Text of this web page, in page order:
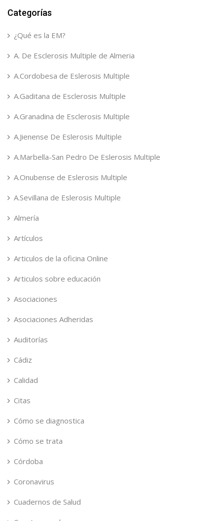
Categorías
¿Qué es la EM?
A. De Esclerosis Multiple de Almeria
A.Cordobesa de Eslerosis Multiple
A.Gaditana de Esclerosis Multiple
A.Granadina de Esclerosis Multiple
A.Jienense De Eslerosis Multiple
A.Marbella-San Pedro De Eslerosis Multiple
A.Onubense de Eslerosis Multiple
A.Sevillana de Eslerosis Multiple
Almería
Artículos
Articulos de la oficina Online
Articulos sobre educación
Asociaciones
Asociaciones Adheridas
Auditorías
Cádiz
Calidad
Citas
Cómo se diagnostica
Cómo se trata
Córdoba
Coronavirus
Cuadernos de Salud